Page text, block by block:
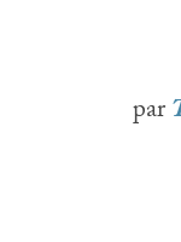
par